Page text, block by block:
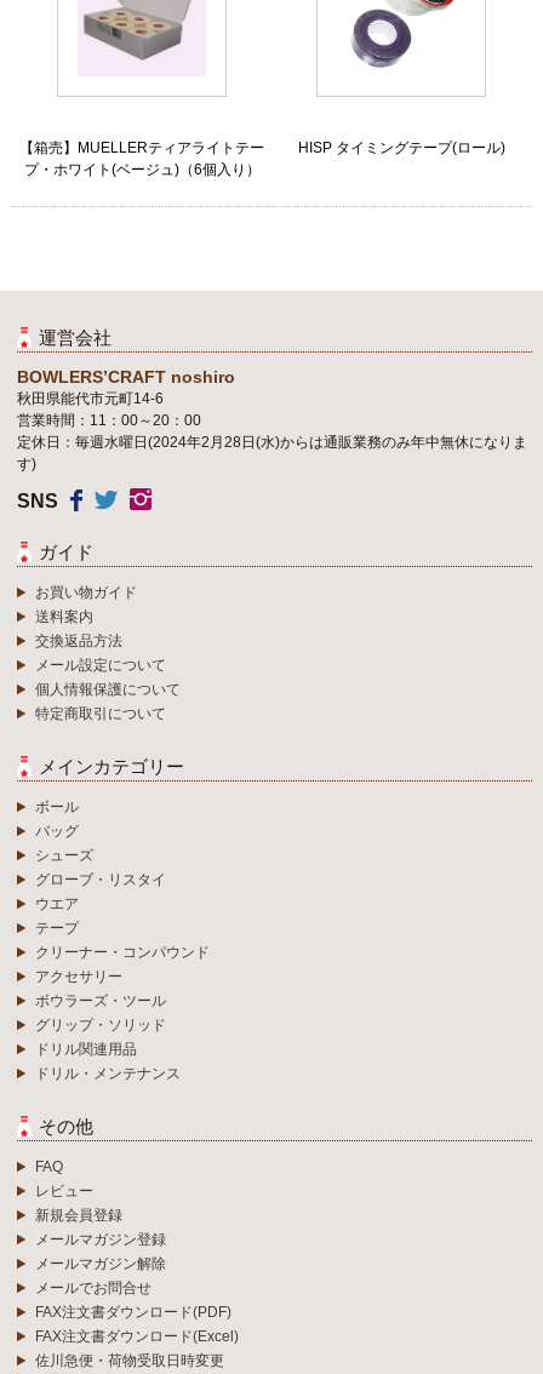
【箱売】MUELLERティアライトテー
プ・ホワイト(ベージュ)（6個入り）
HISP タイミングテープ(ロール)
運営会社
BOWLERS’CRAFT noshiro
秋田県能代市元町14-6
営業時間：11：00～20：00
定休日：毎週水曜日(2024年2月28日(水)からは通販業務のみ年中無休になりま
す)
SNS
ガイド
お買い物ガイド
送料案内
交換返品方法
メール設定について
個人情報保護について
特定商取引について
メインカテゴリー
ボール
バッグ
シューズ
グローブ・リスタイ
ウエア
テープ
クリーナー・コンパウンド
アクセサリー
ボウラーズ・ツール
グリップ・ソリッド
ドリル関連用品
ドリル・メンテナンス
その他
FAQ
レビュー
新規会員登録
メールマガジン登録
メールマガジン解除
メールでお問合せ
FAX注文書ダウンロード(PDF)
FAX注文書ダウンロード(Excel)
佐川急便・荷物受取日時変更